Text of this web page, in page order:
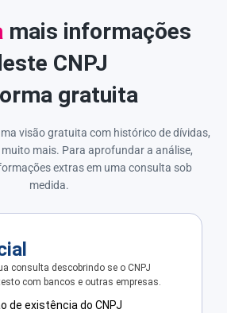
mais informações
CNPJ
gratuita
visão gratuita com histórico de dívidas,
mais. Para aprofundar a análise,
extras em uma consulta sob
medida.
consulta descobrindo se o CNPJ
com bancos e outras empresas.
de existência do CNPJ